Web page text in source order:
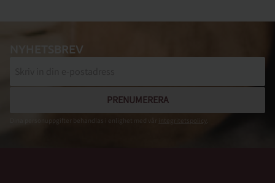
NYHETSBREV
PRENUMERERA
Dina personuppgifter behandlas i enlighet med vår integritetspolicy